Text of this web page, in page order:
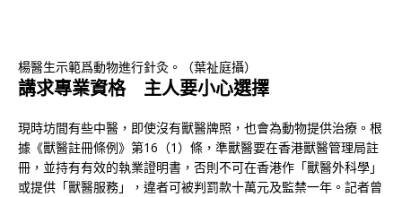
楊醫生示範爲動物進行針灸。（葉祉庭攝）
講求專業資格 主人要小心選擇
現時坊間有些中醫，即使沒有獸醫牌照，也會為動物提供治療。根
據《獸醫註冊條例》第16（1）條，準獸醫要在香港獸醫管理局註
冊，並持有有效的執業證明書，否則不可在香港作「獸醫外科學」
或提供「獸醫服務」，違者可被判罰款十萬元及監禁一年。記者曾